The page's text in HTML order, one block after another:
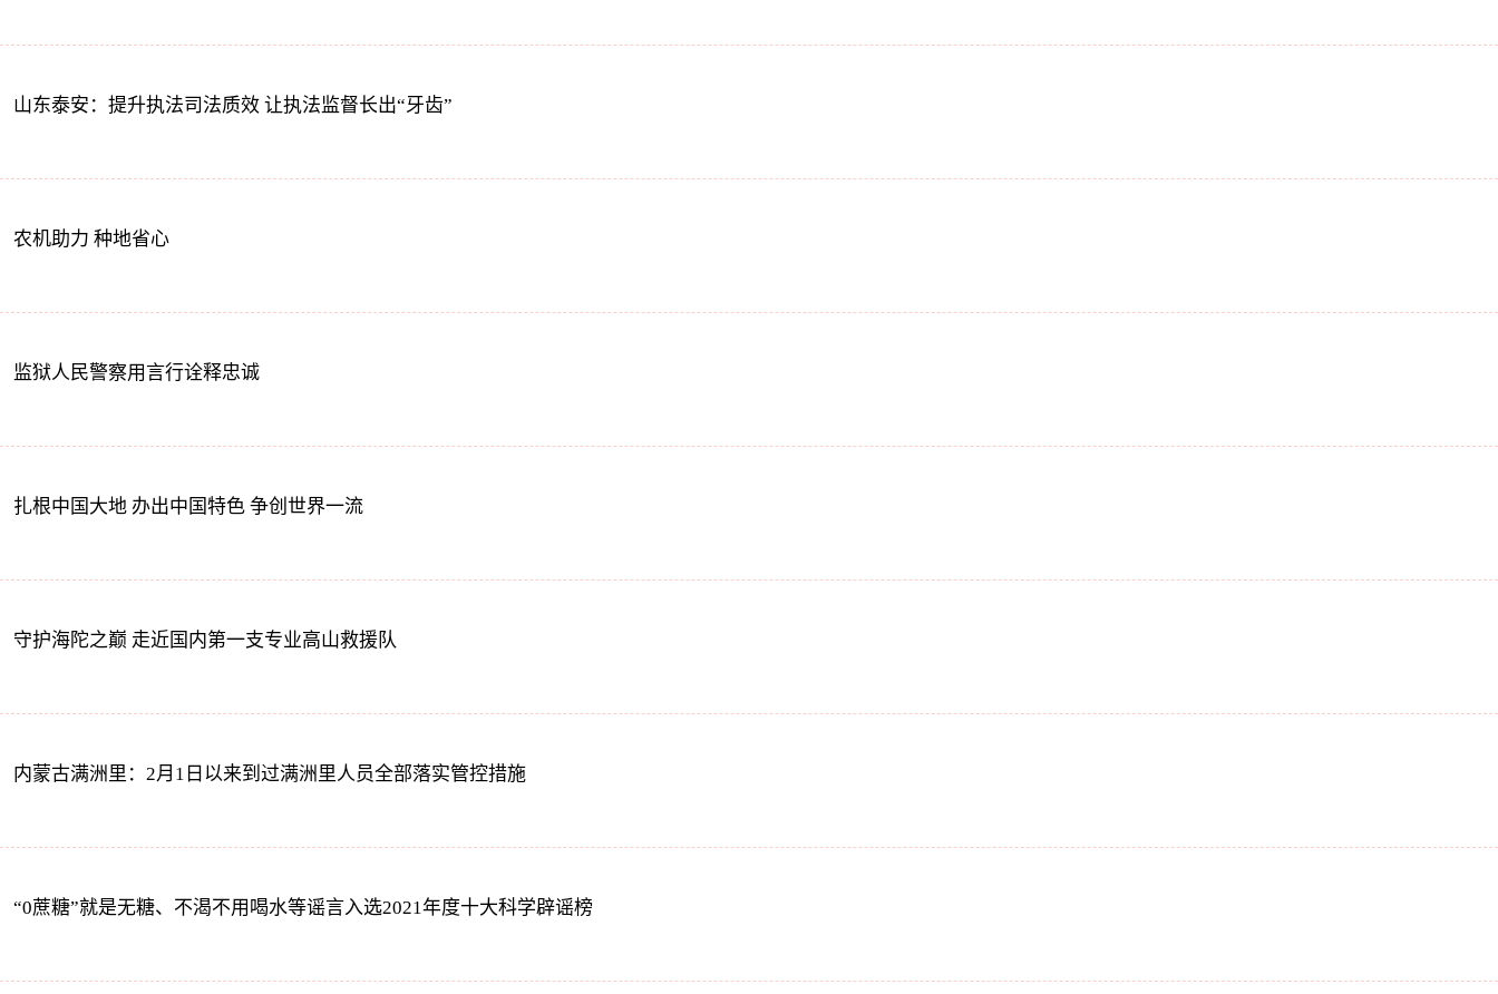
山东泰安：提升执法司法质效 让执法监督长出“牙齿”
农机助力 种地省心
监狱人民警察用言行诠释忠诚
扎根中国大地 办出中国特色 争创世界一流
守护海陀之巅 走近国内第一支专业高山救援队
内蒙古满洲里：2月1日以来到过满洲里人员全部落实管控措施
“0蔗糖”就是无糖、不渴不用喝水等谣言入选2021年度十大科学辟谣榜